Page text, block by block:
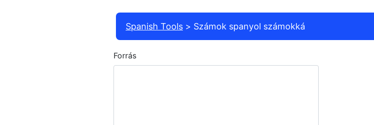
Spanish Tools Számok spanyol számokká
Forrás